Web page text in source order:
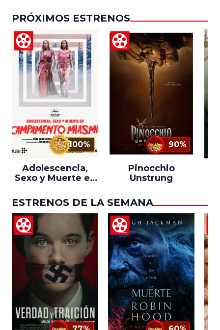
PRÓXIMOS ESTRENOS
100%
Adolescencia,
Sexo y Muerte en
Miasma
90%
Pinocchio
Unstrung
ESTRENOS DE LA SEMANA